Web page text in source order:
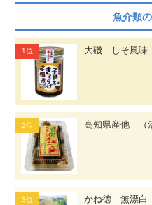
魚介類
大磯 しそ風味
高知県産他 （
かね徳 無漂白